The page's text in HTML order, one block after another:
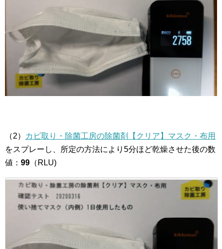
（2）
カビ取り・除菌工房の除菌剤【クリア】マスク・布用
をスプレーし、所定の方法により5分ほど乾燥させた後の数
値： 99 （RLU)